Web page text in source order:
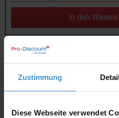
Zustimmung
Diese Webseite verwendet
In den
Individuelle
Lieferzeiten